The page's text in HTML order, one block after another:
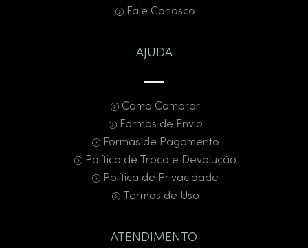
Fale Conosco
AJUDA
Como Comprar
Formas de Envio
Formas de Pagamento
Política de Troca e Devolução
Política de Privacidade
Termos de Uso
ATENDIMENTO